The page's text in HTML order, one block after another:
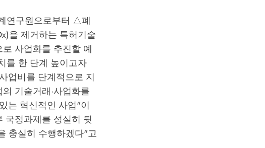
연구원으로부터 △폐
을 제거하는 특허기술
사업화를 추진할 예
를 한 단계 높이고자
업비를 단계적으로 지
기술거래·사업화를
는 혁신적인 사업"이
국정과제를 성실히 뒷
충실히 수행하겠다"고